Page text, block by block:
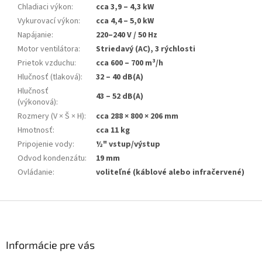
Chladiaci výkon:
cca 3,9 – 4,3 kW
Vykurovací výkon:
cca 4,4 – 5,0 kW
Napájanie:
220–240 V / 50 Hz
Motor ventilátora:
Striedavý (AC), 3 rýchlosti
Prietok vzduchu:
cca 600 – 700 m³/h
Hlučnosť (tlaková):
32 – 40 dB(A)
Hlučnosť
(výkonová):
43 – 52 dB(A)
Rozmery (V × Š × H):
cca 288 × 800 × 206 mm
Hmotnosť:
cca 11 kg
Pripojenie vody:
½" vstup/výstup
Odvod kondenzátu:
19 mm
Ovládanie: voliteľné (káblové alebo infračervené)
Informácie pre vás